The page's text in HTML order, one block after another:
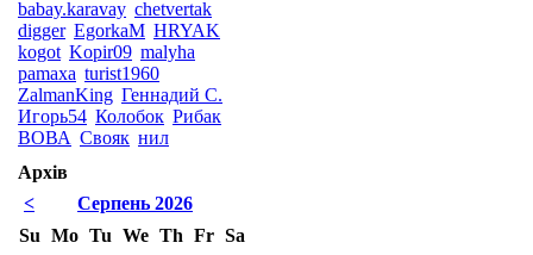
babay.karavay chetvertak
digger EgorkaM HRYAK
kogot Kopir09 malyha
pamaxa turist1960
ZalmanKing Геннадий С.
Игорь54 Колобок Рибак
ВОВА Свояк нил
Архів
<
Серпень 2026
Su Mo Tu We Th Fr Sa